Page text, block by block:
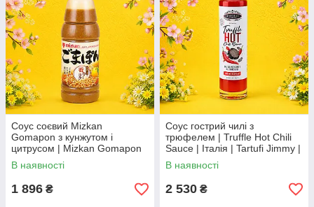
Соус соєвий Mizkan
Gomapon з кунжутом і
цитрусом | Mizkan Gomapon
Sesame Citrus Soy Sauce |
Японія | Mizkan | 350 мл По
В наявності
1 896 ₴
Соус гострий чилі з
трюфелем | Truffle Hot Chili
Sauce | Італія | Tartufi Jimmy |
100 мл | пікантний соус з
ароматом трюфеля По
В наявності
2 530 ₴